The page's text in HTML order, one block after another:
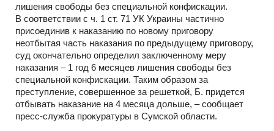
лишения свободы без специальной конфискации.
В соответствии с ч. 1 ст. 71 УК Украины частично
присоединив к наказанию по новому приговору
неотбытая часть наказания по предыдущему приговору,
суд окончательно определил заключенному меру
наказания – 1 год 6 месяцев лишения свободы без
специальной конфискации. Таким образом за
преступление, совершенное за решеткой, Б. придется
отбывать наказание на 4 месяца дольше, – сообщает
пресс-служба прокуратуры в Сумской области.